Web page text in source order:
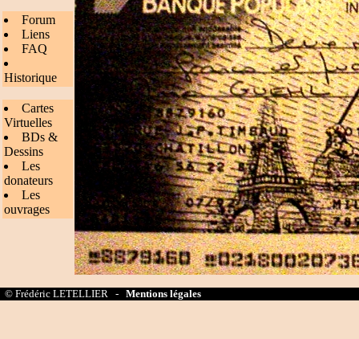
Forum
Liens
FAQ
Historique
Cartes
Virtuelles
BDs &
Dessins
Les
donateurs
Les
ouvrages
© Frédéric LETELLIER - Mentions légales